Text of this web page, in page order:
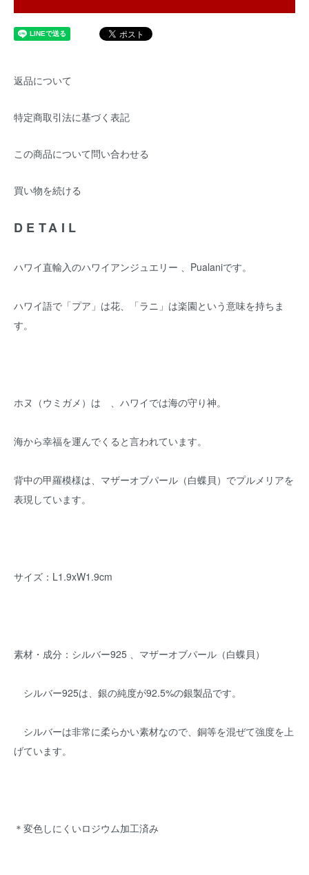
返品について
特定商取引法に基づく表記
この商品について問い合わせる
買い物を続ける
DETAIL
ハワイ直輸入のハワイアンジュエリー 、Pualaniです。
ハワイ語で「プア」は花、「ラニ」は楽園という意味を持ちま
す。
ホヌ（ウミガメ）は 、ハワイでは海の守り神。
海から幸福を運んでくると言われています。
背中の甲羅模様は、マザーオブパール（白蝶貝）でプルメリアを
表現しています。
サイズ：L1.9xW1.9cm
素材・成分：シルバー925 、マザーオブパール（白蝶貝）
シルバー925は、銀の純度が92.5%の銀製品です。
シルバーは非常に柔らかい素材なので、銅等を混ぜて強度を上
げています。
＊変色しにくいロジウム加工済み